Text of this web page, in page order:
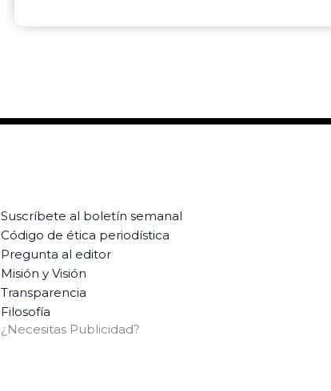
Suscríbete al boletín semanal
Código de ética periodística
Pregunta al editor
Misión y Visión
Transparencia
Filosofía
¿Necesitas Publicidad?